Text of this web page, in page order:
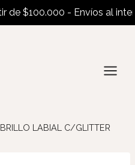
$100.000 - Envíos al interior
BRILLO LABIAL C/GLITTER